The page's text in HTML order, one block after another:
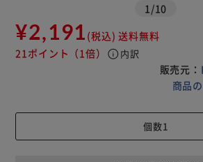
1 /10
¥2,191 (税込) 送料無料
21ポイント （1倍） info 内訳
販売元：
商品